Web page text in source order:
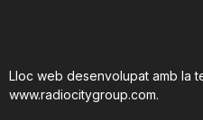
Lloc web desenvolupat amb la
www.radiocitygroup.com.